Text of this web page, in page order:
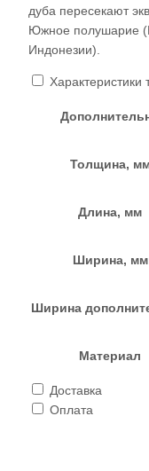
дуба пересекают
Южное полушарие
Индонезии).
Характеристики
Толщина,
Длина, мм
Ширина, мм
Ширина
Материал
Доставка
Оплата